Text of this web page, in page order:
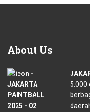
About Us
5.000